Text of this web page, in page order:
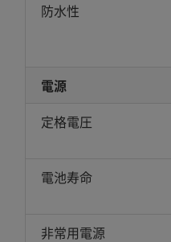
防水性
電源
定格電圧
電池寿命
非常用電源